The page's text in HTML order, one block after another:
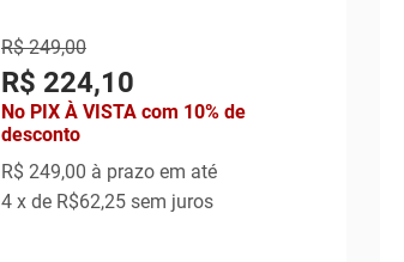
R$ 249,00
R$ 224,10
No PIX À VISTA com 10% de
desconto
R$ 249,00 à prazo em até
4 x de R$62,25 sem juros